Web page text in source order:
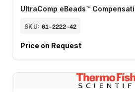
UltraComp eBeads™
SKU: 01-2222-42
Price on Request